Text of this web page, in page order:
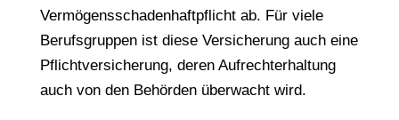
Vermögensschadenhaftpflicht ab. Für viele
Berufsgruppen ist diese Versicherung auch eine
Pflichtversicherung, deren Aufrechterhaltung
auch von den Behörden überwacht wird.